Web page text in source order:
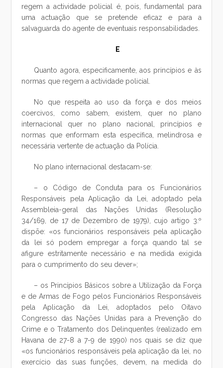
regem a actividade policial é, pois, fundamental para
uma actuação que se pretende eficaz e para a
salvaguarda do agente de eventuais responsabilidades.
E
Quanto agora, especificamente, aos princípios e às
normas que regem a actividade policial.
No que respeita ao uso da força e dos meios
coercivos, como sabem, existem, quer no plano
internacional quer no plano nacional, princípios e
normas que enformam esta específica, melindrosa e
necessária vertente de actuação da Polícia.
No plano internacional destacam-se:
– o Código de Conduta para os Funcionários
Responsáveis pela Aplicação da Lei, adoptado pela
Assembleia-geral das Nações Unidas (Resolução
34/169, de 17 de Dezembro de 1979), cujo artigo 3.º
dispõe: «os funcionários responsáveis pela aplicação
da lei só podem empregar a força quando tal se
afigure estritamente necessário e na medida exigida
para o cumprimento do seu dever»;
– os Princípios Básicos sobre a Utilização da Força
e de Armas de Fogo pelos Funcionários Responsáveis
pela Aplicação da Lei, adoptados pelo Oitavo
Congresso das Nações Unidas para a Prevenção do
Crime e o Tratamento dos Delinquentes (realizado em
Havana de 27-8 a 7-9 de 1990) nos quais se diz que
«os funcionários responsáveis pela aplicação da lei, no
exercício das suas funções, devem, na medida do